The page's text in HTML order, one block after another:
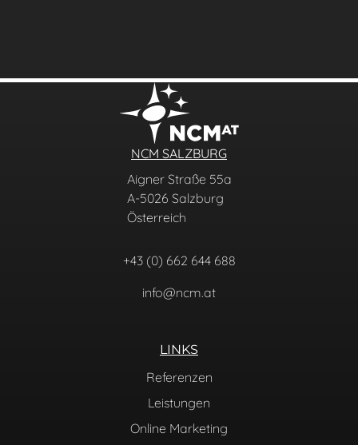
NCM SALZBURG
Aigner Straße 55a
A-5026 Salzburg
Österreich
+43 (0) 662 644 688
info@ncm.at
LINKS
Referenzen
Leistungen
Online Marketing